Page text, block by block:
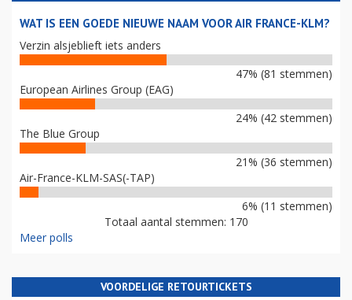
WAT IS EEN GOEDE NIEUWE NAAM VOOR AIR FRANCE-KLM?
Verzin alsjeblieft iets anders
47% (81 stemmen)
European Airlines Group (EAG)
24% (42 stemmen)
The Blue Group
21% (36 stemmen)
Air-France-KLM-SAS(-TAP)
6% (11 stemmen)
Totaal aantal stemmen: 170
Meer polls
VOORDELIGE RETOURTICKETS